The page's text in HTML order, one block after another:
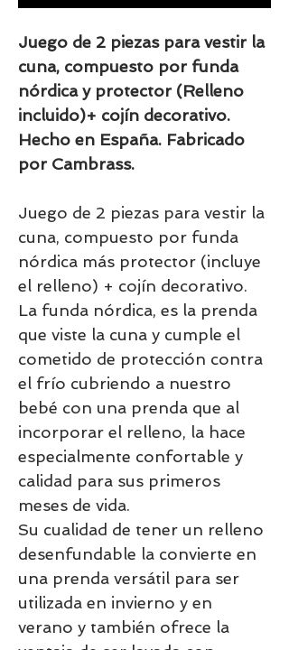
Juego de 2 piezas para vestir la
cuna, compuesto por funda
nórdica y protector (Relleno
incluido)+ cojín decorativo.
Hecho en España. Fabricado
por Cambrass.
Juego de 2 piezas para vestir la
cuna, compuesto por funda
nórdica más protector (incluye
el relleno) + cojín decorativo.
La funda nórdica, es la prenda
que viste la cuna y cumple el
cometido de protección contra
el frío cubriendo a nuestro
bebé con una prenda que al
incorporar el relleno, la hace
especialmente confortable y
calidad para sus primeros
meses de vida.
Su cualidad de tener un relleno
desenfundable la convierte en
una prenda versátil para ser
utilizada en invierno y en
verano y también ofrece la